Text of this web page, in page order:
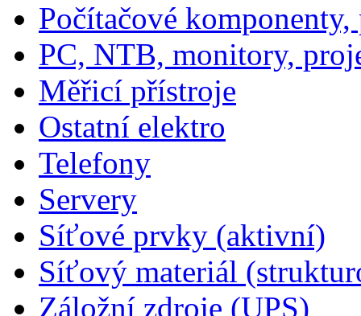
Počítačové
PC, NTB, monitory,
Měřicí přístroje
Ostatní elektro
Telefony
Servery
Síťové prvky (aktivní)
Síťový materiál
Záložní zdroje (UPS)